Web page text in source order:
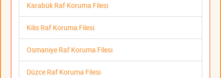
Karabük Raf Koruma Filesi
Kilis Raf Koruma Filesi
Osmaniye Raf Koruma Filesi
Düzce Raf Koruma Filesi